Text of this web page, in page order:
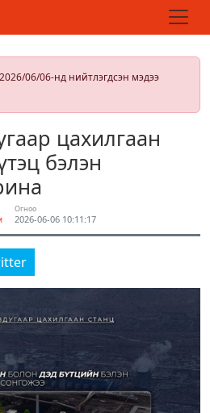
06/06-нд нийтлэгдсэн мэдээ
цахилгаан
бэлэн
Огноо
2026-06-06 10:11:17